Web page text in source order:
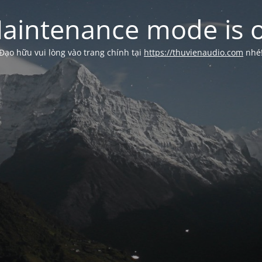
mode is
hữu vui lòng vào trang chính tại https://thuvienaudio.com